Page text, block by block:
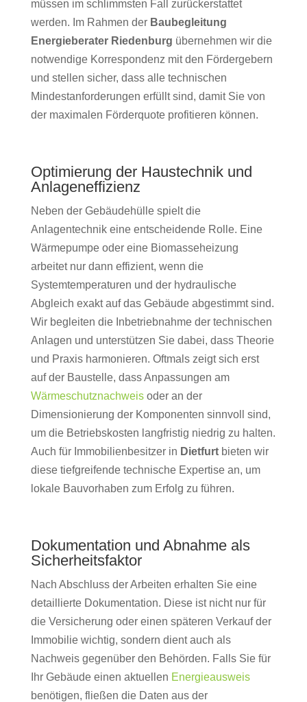
müssen im schlimmsten Fall zurückerstattet
werden. Im Rahmen der Baubegleitung
Energieberater Riedenburg übernehmen wir die
notwendige Korrespondenz mit den Fördergebern
und stellen sicher, dass alle technischen
Mindestanforderungen erfüllt sind, damit Sie von
der maximalen Förderquote profitieren können.
Optimierung der Haustechnik und
Anlageneffizienz
Neben der Gebäudehülle spielt die
Anlagentechnik eine entscheidende Rolle. Eine
Wärmepumpe oder eine Biomasseheizung
arbeitet nur dann effizient, wenn die
Systemtemperaturen und der hydraulische
Abgleich exakt auf das Gebäude abgestimmt sind.
Wir begleiten die Inbetriebnahme der technischen
Anlagen und unterstützen Sie dabei, dass Theorie
und Praxis harmonieren. Oftmals zeigt sich erst
auf der Baustelle, dass Anpassungen am
Wärmeschutznachweisoder an der
Dimensionierung der Komponenten sinnvoll sind,
um die Betriebskosten langfristig niedrig zu halten.
Auch für Immobilienbesitzer in Dietfurtbieten wir
diese tiefgreifende technische Expertise an, um
lokale Bauvorhaben zum Erfolg zu führen.
Dokumentation und Abnahme als
Sicherheitsfaktor
Nach Abschluss der Arbeiten erhalten Sie eine
detaillierte Dokumentation. Diese ist nicht nur für
die Versicherung oder einen späteren Verkauf der
Immobilie wichtig, sondern dient auch als
Nachweis gegenüber den Behörden. Falls Sie für
Ihr Gebäude einen aktuellen Energieausweis
benötigen, fließen die Daten aus der